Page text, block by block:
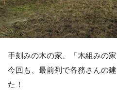
手刻みの木の家、「木組みの家
今回も、最前列で各務さんの
た！